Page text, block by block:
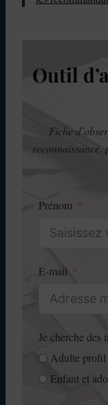
Outil
Fiche
reconnaissance,
Prénom
E-mail
Adulte
Enfant et